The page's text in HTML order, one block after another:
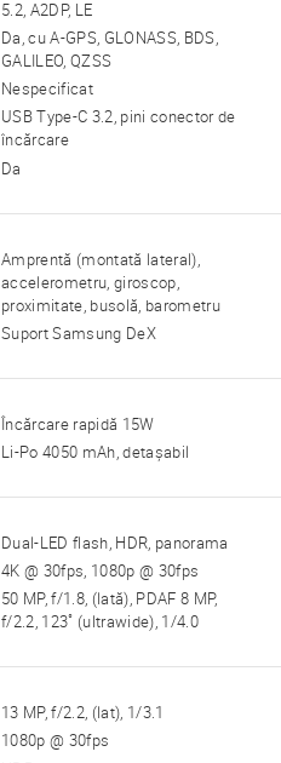
5.2, A2DP, LE
Da, cu A-GPS, GLONASS, BDS,
GALILEO, QZSS
Nespecificat
USB Type-C 3.2, pini conector de
încărcare
Da
Amprentă (montată lateral),
accelerometru, giroscop,
proximitate, busolă, barometru
Suport Samsung DeX
Încărcare rapidă 15W
Li-Po 4050 mAh, detașabil
Dual-LED flash, HDR, panorama
4K @ 30fps, 1080p @ 30fps
50 MP, f/1.8, (lată), PDAF 8 MP,
f/2.2, 123˚ (ultrawide), 1/4.0
13 MP, f/2.2, (lat), 1/3.1
1080p @ 30fps